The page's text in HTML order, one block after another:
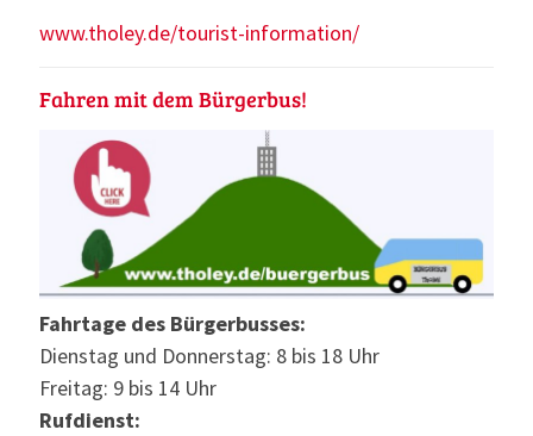
www.tholey.de/tourist-information/
Fahren mit dem Bürgerbus!
Fahrtage des Bürgerbusses:
Dienstag und Donnerstag: 8 bis 18 Uhr
Freitag: 9 bis 14 Uhr
Rufdienst: